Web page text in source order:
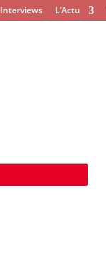
Interviews L’Actu